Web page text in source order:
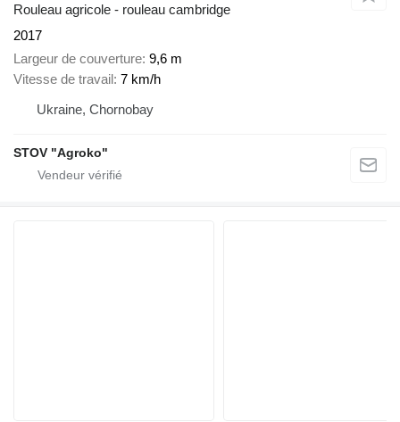
Rouleau agricole - rouleau cambridge
2017
Largeur de couverture 9,6 m
Vitesse de travail 7 km/h
Ukraine, Chornobay
STOV "Agroko"